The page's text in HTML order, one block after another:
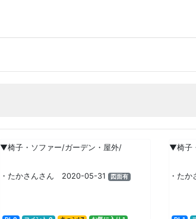
▼椅子・ソファー/ガーデン・屋外/
・たかさんさん 2020-05-31 図面有
▼椅子
・た